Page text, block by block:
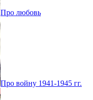
Про любовь
Про войну 1941-1945 гг.